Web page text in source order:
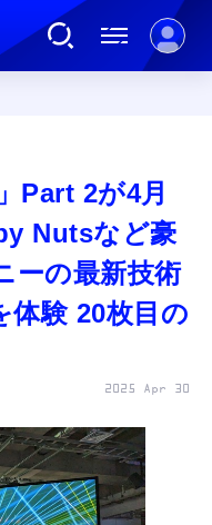
Part 2が4月
Nutsなど豪
ーの最新技術
体験 20枚目の
2025 Apr 30